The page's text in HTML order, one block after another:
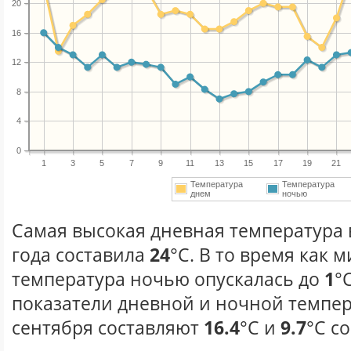
1 3 5 7 9 11 13 15 17 19 21
0
4
8
12
16
20
Температура
днем
Температура
ночью
Самая высокая дневная температура
года составила 24°С. В то время как
температура ночью опускалась до 1
показатели дневной и ночной
сентября составляют 16.4°С и 9.7°С